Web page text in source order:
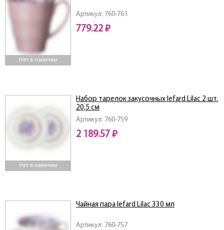
Нет в наличии
Артикул: 760-761
779.22 ₽
Нет в наличии
Артикул: 760-759
Набор тарелок закусочных lefard Lilac 2 шт.
20,5 см
2 189.57 ₽
Артикул: 760-757
Чайная пара lefard Lilac 330 мл